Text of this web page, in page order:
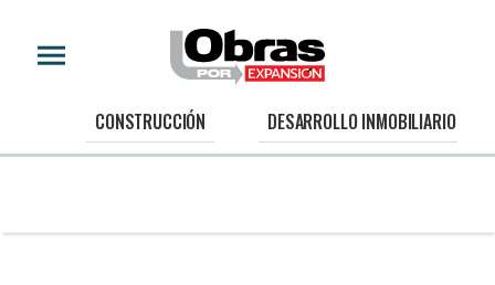
CONSTRUCCIÓN DESARROLLO INMOBILIARIO